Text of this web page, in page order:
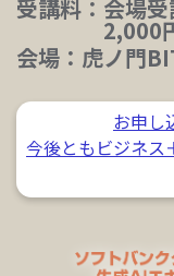
受講料： 会場
2,000
会場： 虎ノ門
お申し
今後ともビジネス